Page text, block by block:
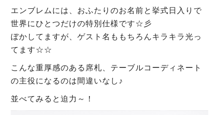
エンブレムには、おふたりのお名前と挙式日入りで
世界にひとつだけの特別仕様です☆彡
ぼかしてますが、ゲスト名ももちろんキラキラ光っ
てます☆☆
こんな重厚感のある席札、テーブルコーディネート
の主役になるのは間違いなし♪
並べてみると迫力～！